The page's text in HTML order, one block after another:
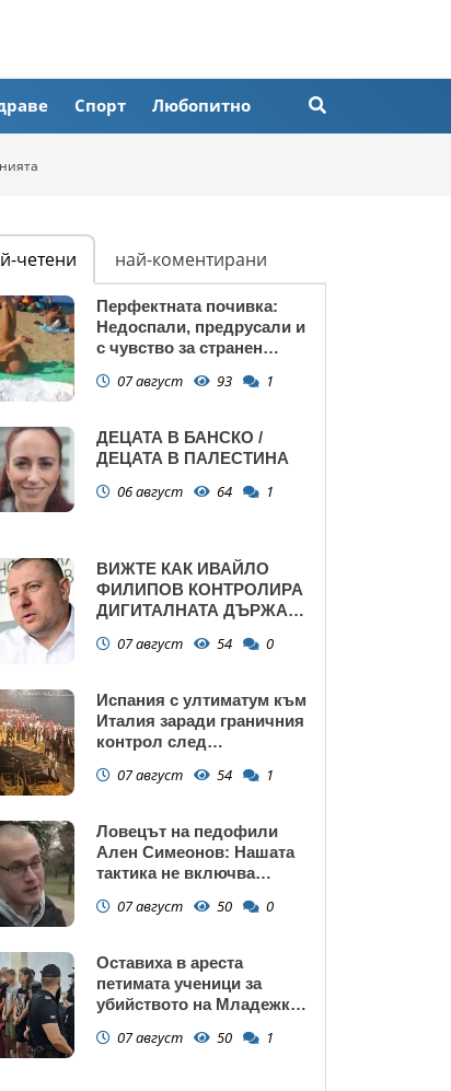
Спорт Любопитно
четени най-коментирани
Перфектната почивка:
Недоспали, предрусали и
с чувство за странен
07 август 93 1
ДЕЦАТА В БАНСКО /
ДЕЦАТА В ПАЛЕСТИНА
06 август 64 1
ВИЖТЕ КАК ИВАЙЛО
ФИЛИПОВ КОНТРОЛИРА
ДИГИТАЛНАТА ДЪРЖАВА
ПРАВИТЕЛСТВОТО?
07 август 54 0
Испания с ултиматум към
Италия заради граничния
контрол след
07 август 54 1
Ловецът на педофили
Ален Симеонов: Нашата
тактика не включва
07 август 50 0
Оставиха в ареста
петимата ученици за
убийството на Младежкия
час, гаврили се с него и го
07 август 50 1